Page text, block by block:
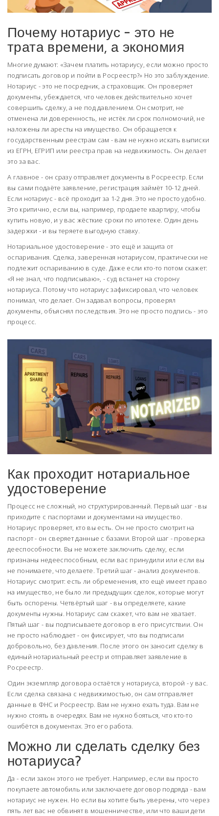
Почему нотариус - это не
трата времени, а экономия
Многие думают: «Зачем платить нотариусу, если можно просто
подписать договор и пойти в Росреестр?» Но это заблуждение.
Нотариус - это не посредник, а страховщик. Он проверяет
документы, убеждается, что человек действительно хочет
совершить сделку, а не под давлением. Он смотрит, не
отменена ли доверенность, не истёк ли срок полномочий, не
наложены ли аресты на имущество. Он обращается к
государственным реестрам сам - вам не нужно искать выписки
из ЕГРН, ЕГРИП или реестра прав на недвижимость. Он делает
это за вас.
А главное - он сразу отправляет документы в Росреестр. Если
вы сами подаёте заявление, регистрация займёт 10-12 дней.
Если нотариус - всё проходит за 1-2 дня. Это не просто удобно.
Это критично, если вы, например, продаете квартиру, чтобы
купить новую, и у вас жёсткие сроки по ипотеке. Один день
задержки - и вы теряете выгодную ставку.
Нотариальное удостоверение - это ещё и защита от
оспаривания. Сделка, заверенная нотариусом, практически не
подлежит оспариванию в суде. Даже если кто-то потом скажет:
«Я не знал, что подписываю», - суд встанет на сторону
нотариуса. Потому что нотариус зафиксировал, что человек
понимал, что делает. Он задавал вопросы, проверял
документы, объяснял последствия. Это не просто подпись - это
процесс.
Как проходит нотариальное
удостоверение
Процесс не сложный, но структурированный. Первый шаг - вы
приходите с паспортами и документами на имущество.
Нотариус проверяет, кто вы есть. Он не просто смотрит на
паспорт - он сверяет данные с базами. Второй шаг - проверка
дееспособности. Вы не можете заключить сделку, если
признаны недееспособным, если вас принудили или если вы
не понимаете, что делаете. Третий шаг - анализ документов.
Нотариус смотрит: есть ли обременения, кто ещё имеет право
на имущество, не было ли предыдущих сделок, которые могут
быть оспорены. Четвёртый шаг - вы определяете, какие
документы нужны. Нотариус сам скажет, что вам не хватает.
Пятый шаг - вы подписываете договор в его присутствии. Он
не просто наблюдает - он фиксирует, что вы подписали
добровольно, без давления. После этого он заносит сделку в
единый нотариальный реестр и отправляет заявление в
Росреестр.
Один экземпляр договора остаётся у нотариуса, второй - у вас.
Если сделка связана с недвижимостью, он сам отправляет
данные в ФНС и Росреестр. Вам не нужно ехать туда. Вам не
нужно стоять в очередях. Вам не нужно бояться, что кто-то
ошибётся в документах. Это его работа.
Можно ли сделать сделку без
нотариуса?
Да - если закон этого не требует. Например, если вы просто
покупаете автомобиль или заключаете договор подряда - вам
нотариус не нужен. Но если вы хотите быть уверены, что через
пять лет вас не обвинят в мошенничестве, или что ваши дети